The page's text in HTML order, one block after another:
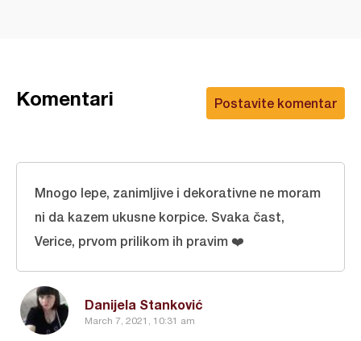
Postavite komentar
Komentari
Danijela Stanković
March 7, 2021, 10:31 am
Mnogo lepe, zanimljive i dekorativne ne moram
ni da kazem ukusne korpice. Svaka čast,
Verice, prvom prilikom ih pravim ❤️